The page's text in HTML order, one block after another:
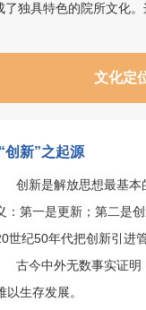
了独具特色的院所文化
文化定
创新”之起源
新是解放思想最基本的
：第一是更新；第二是
世纪50年代把创新引进
今中外无数事实证明：
以生存发展。